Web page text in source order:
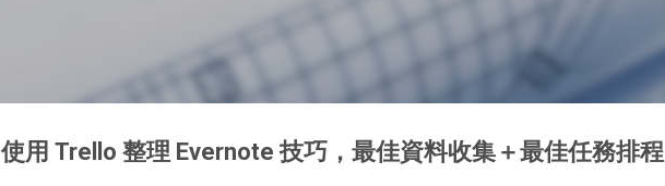
使用 Trello 整理 Evernote 技巧，最佳資料收集＋最佳任務排程